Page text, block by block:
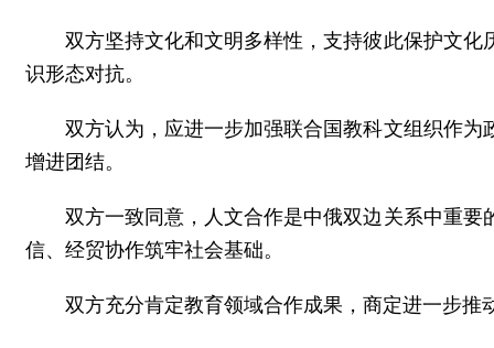
双方坚持文化和文明多样性，支持彼此保护文
识形态对抗。
双方认为，应进一步加强联合国教科文组织作
增进团结。
双方一致同意，人文合作是中俄双边关系中重
信、经贸协作筑牢社会基础。
双方充分肯定教育领域合作成果，商定进一步